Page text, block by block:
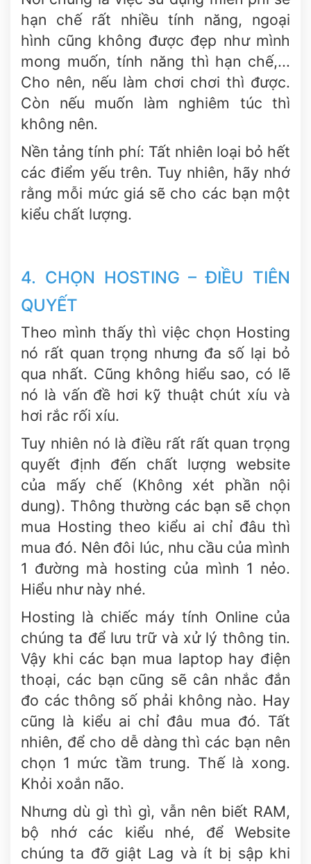
hạn chế rất nhiều tính năng, ngoại
hình cũng không được đẹp như mình
mong muốn, tính năng thì hạn chế,...
Cho nên, nếu làm chơi chơi thì được.
Còn nếu muốn làm nghiêm túc thì
không nên.
Nền tảng tính phí: Tất nhiên loại bỏ hết
các điểm yếu trên. Tuy nhiên, hãy nhớ
rằng mỗi mức giá sẽ cho các bạn một
kiểu chất lượng.
4. CHỌN HOSTING – ĐIỀU TIÊN
QUYẾT
Theo mình thấy thì việc chọn Hosting
nó rất quan trọng nhưng đa số lại bỏ
qua nhất. Cũng không hiểu sao, có lẽ
nó là vấn đề hơi kỹ thuật chút xíu và
hơi rắc rối xíu.
Tuy nhiên nó là điều rất rất quan trọng
quyết định đến chất lượng website
của mấy chế (Không xét phần nội
dung). Thông thường các bạn sẽ chọn
mua Hosting theo kiểu ai chỉ đâu thì
mua đó. Nên đôi lúc, nhu cầu của mình
1 đường mà hosting của mình 1 nẻo.
Hiểu như này nhé.
Hosting là chiếc máy tính Online của
chúng ta để lưu trữ và xử lý thông tin.
Vậy khi các bạn mua laptop hay điện
thoại, các bạn cũng sẽ cân nhắc đắn
đo các thông số phải không nào. Hay
cũng là kiểu ai chỉ đâu mua đó. Tất
nhiên, để cho dễ dàng thì các bạn nên
chọn 1 mức tầm trung. Thế là xong.
Khỏi xoắn não.
Nhưng dù gì thì gì, vẫn nên biết RAM,
bộ nhớ các kiểu nhé, để Website
chúng ta đỡ giật Lag và ít bị sập khi